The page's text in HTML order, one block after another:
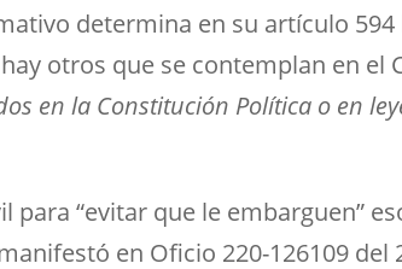
determina en su artículo 594
otros que se contemplan en el
en la Constitución Política o en
“evitar que le embarguen”
en Oficio 220-126109 del